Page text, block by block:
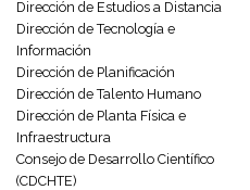
Dirección de Estudios a Distancia
Dirección de Tecnología e
Información
Dirección de Planificación
Dirección de Talento Humano
Dirección de Planta Física e
Infraestructura
Consejo de Desarrollo Científico
(CDCHTE)